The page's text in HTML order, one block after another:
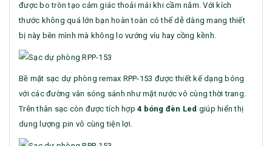
được bo tròn tạo cảm giác thoải mái khi cầm nắm. Với kích
thước không quá lớn bạn hoàn toàn có thể dễ dàng mang thiết
bị này bên mình mà không lo vướng víu hay cồng kềnh.
Bề mặt sạc dự phòng remax RPP-153 được thiết kế dạng bóng
với các đường vân sóng sánh như mặt nước vô cùng thời trang.
Trên thân sạc còn được tích hợp 4 bóng đèn Led giúp hiển thị
dung lượng pin vô cùng tiện lợi.